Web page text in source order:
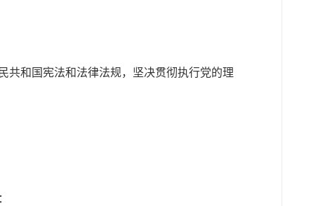
共和国宪法和法律法规，坚决贯彻执行党的理